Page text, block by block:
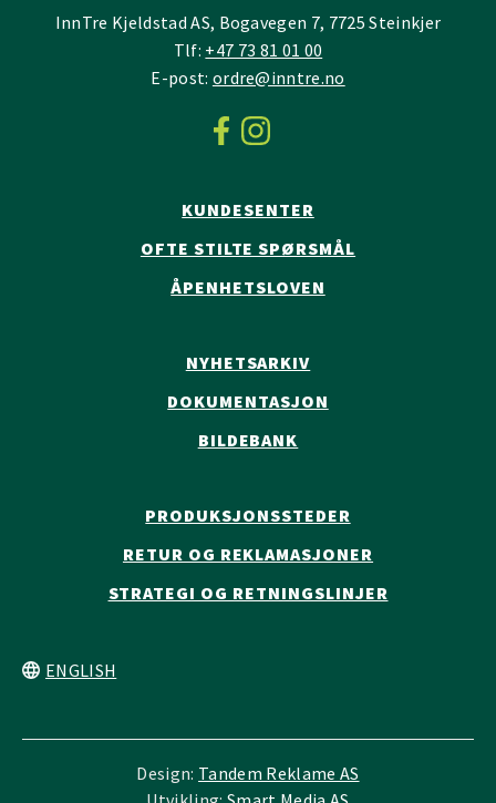
InnTre Kjeldstad AS, Bogavegen 7, 7725 Steinkjer
Tlf: +47 73 81 01 00
E-post: ordre@inntre.no
KUNDESENTER
OFTE STILTE SPØRSMÅL
ÅPENHETSLOVEN
NYHETSARKIV
DOKUMENTASJON
BILDEBANK
PRODUKSJONSSTEDER
RETUR OG REKLAMASJONER
STRATEGI OG RETNINGSLINJER
ENGLISH
Design: Tandem Reklame AS